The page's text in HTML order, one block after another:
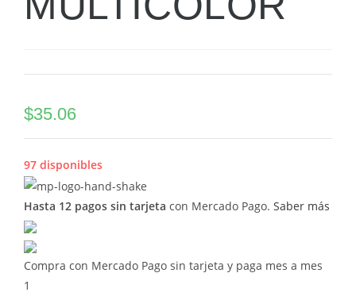
$35.06
97 disponibles
Hasta 12 pagos sin tarjeta con Mercado Pago. Saber más
Compra con Mercado Pago sin tarjeta y paga mes a mes
1